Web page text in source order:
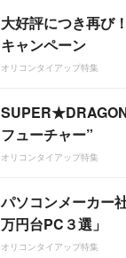
大好評につき再び
キャンペーン
オリコンタイアップ特集
フューチャー”
オリコンタイアップ特集
パソコンメーカー
万円台PC３選」
オリコンタイアップ特集